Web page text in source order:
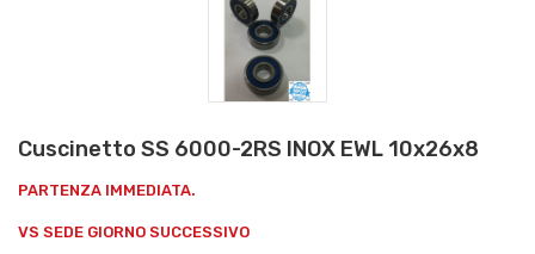
Cuscinetto SS 6000-2RS INOX EWL 10x26x8
PARTENZA IMMEDIATA.
VS SEDE GIORNO SUCCESSIVO